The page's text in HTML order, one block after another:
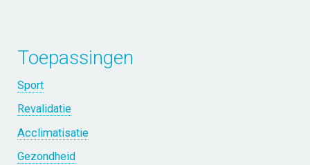
Toepassingen
Sport
Revalidatie
Acclimatisatie
Gezondheid